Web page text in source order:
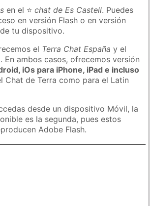
en el ⭐chat de Es Castell. Puedes
en versión Flash o en versión
tu dispositivo.
el Terra Chat España y el
En ambos casos, ofrecemos versión
iOs para iPhone, iPad e incluso
Chat de Terra como para el Latin
desde un dispositivo Móvil, la
es la segunda, pues estos
Adobe Flash.